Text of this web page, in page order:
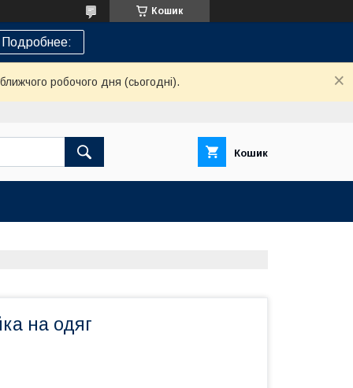
Кошик
Подробнее:
робочого дня (сьогодні).
Кошик
на одяг